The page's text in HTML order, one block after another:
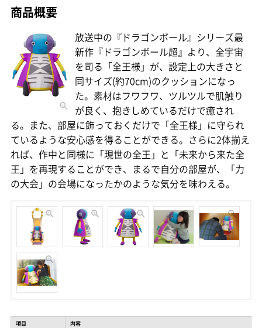
商品概要
放送中の『ドラゴンボール』シリーズ最
新作『ドラゴンボール超』より、全宇宙
を司る「全王様」が、設定上の大きさと
同サイズ(約70cm)のクッションになっ
た。素材はフワフワ、ツルツルで肌触り
が良く、抱きしめているだけで癒され
る。また、部屋に飾っておくだけで「全王様」に守られ
ているような安心感を得ることができる。さらに2体揃え
れば、作中と同様に「現世の全王」と「未来から来た全
王」を再現することができ、まるで自分の部屋が、「力
の大会」の会場になったかのような気分を味わえる。
項目
内容